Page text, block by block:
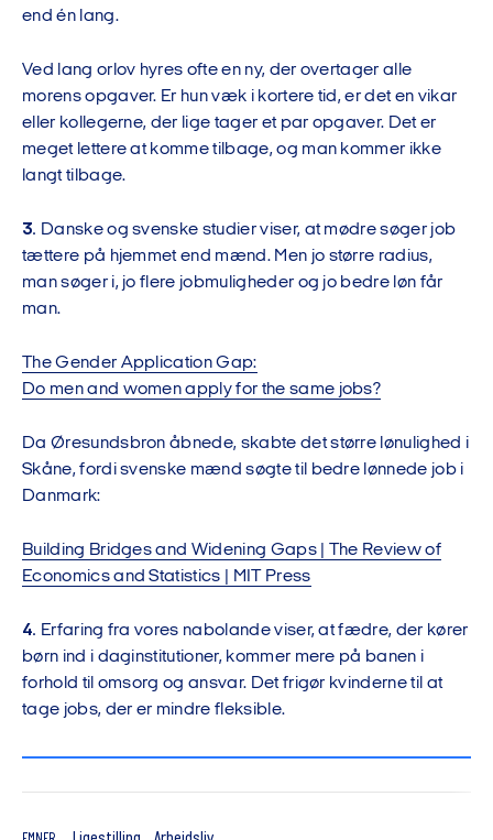
end én lang.
Ved lang orlov hyres ofte en ny, der overtager alle
morens opgaver. Er hun væk i kortere tid, er det en vikar
eller kollegerne, der lige tager et par opgaver. Det er
meget lettere at komme tilbage, og man kommer ikke
langt tilbage.
3. Danske og svenske studier viser, at mødre søger job
tættere på hjemmet end mænd. Men jo større radius,
man søger i, jo flere jobmuligheder og jo bedre løn får
man.
The Gender Application Gap:
Do men and women apply for the same jobs?
Da Øresundsbron åbnede, skabte det større lønulighed i
Skåne, fordi svenske mænd søgte til bedre lønnede job i
Danmark:
Building Bridges and Widening Gaps | The Review of
Economics and Statistics | MIT Press
4. Erfaring fra vores nabolande viser, at fædre, der kører
børn ind i daginstitutioner, kommer mere på banen i
forhold til omsorg og ansvar. Det frigør kvinderne til at
tage jobs, der er mindre fleksible.